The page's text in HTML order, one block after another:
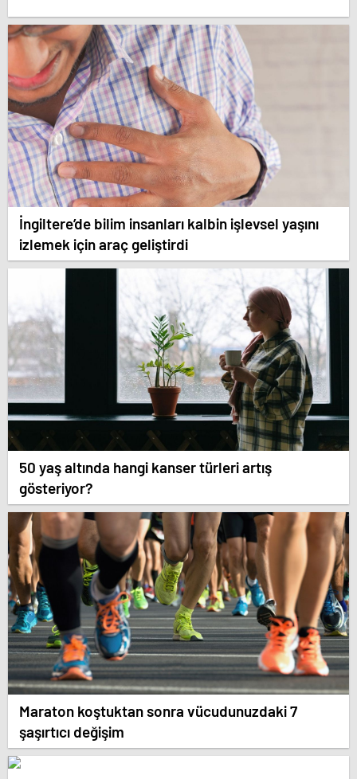
İngiltere’de bilim insanları kalbin işlevsel yaşını
izlemek için araç geliştirdi
50 yaş altında hangi kanser türleri artış
gösteriyor?
Maraton koştuktan sonra vücudunuzdaki 7
şaşırtıcı değişim